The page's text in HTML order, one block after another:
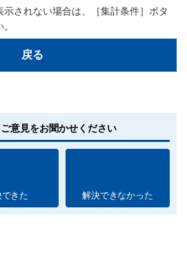
されない場合は、［集計条件］ボタ
戻る
意見をお聞かせください
きた 解決できなかった